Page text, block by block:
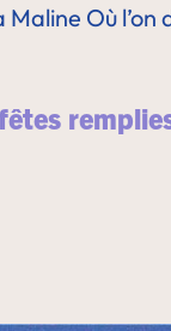
Maline Où